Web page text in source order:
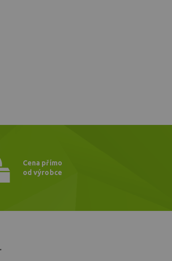
Cena přímo
od výrobce